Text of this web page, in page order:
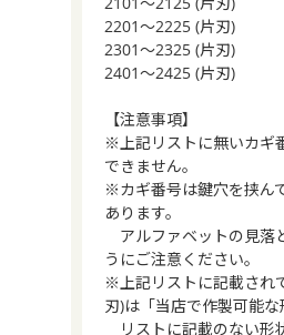
2201～2225 (片刃)
2301～2325 (片刃)
2401～2425 (片刃)
【注意事項】
※上記リストに無いカギ
できません。
※カギ番号は鍵穴を挟ん
あります。
アルファベットの見落
うにご注意ください。
※上記リストに記載され
刃)は「当店で作製可能な
リストに記載のない形